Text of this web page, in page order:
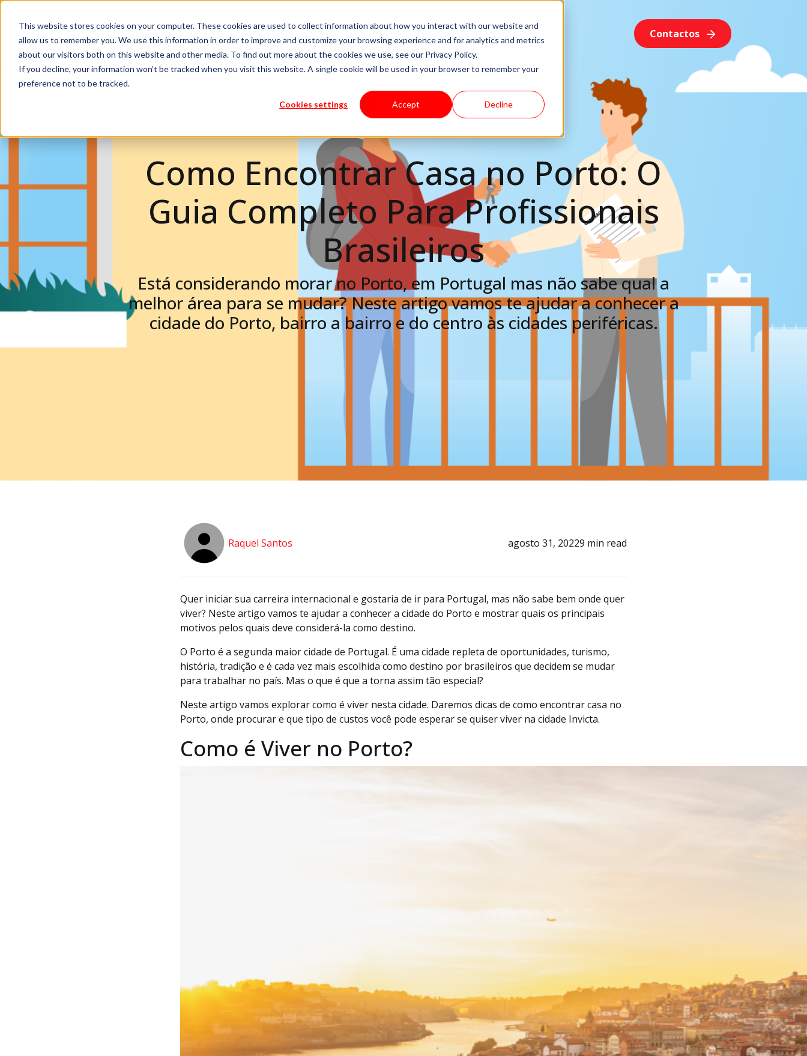
This website stores cookies on your computer. These cookies are used to collect information about how you interact with our website and
allow us to remember you. We use this information in order to improve and customize your browsing experience and for analytics and metrics
about our visitors both on this website and other media. To find out more about the cookies we use, see our Privacy Policy.
If you decline, your information won’t be tracked when you visit this website. A single cookie will be used in your browser to remember your
preference not to be tracked.
Cookies settings Accept Decline
Carreiras Contactos
Como Encontrar Casa no Porto: O
Guia Completo Para Profissionais
Brasileiros
Está considerando morar no Porto, em Portugal mas não sabe qual a
melhor área para se mudar? Neste artigo vamos te ajudar a conhecer a
cidade do Porto, bairro a bairro e do centro às cidades periféricas.
Raquel Santos agosto 31, 20229 min read
Quer iniciar sua carreira internacional e gostaria de ir para Portugal, mas não sabe bem onde quer
viver? Neste artigo vamos te ajudar a conhecer a cidade do Porto e mostrar quais os principais
motivos pelos quais deve considerá-la como destino.
O Porto é a segunda maior cidade de Portugal. É uma cidade repleta de oportunidades, turismo,
história, tradição e é cada vez mais escolhida como destino por brasileiros que decidem se mudar
para trabalhar no país. Mas o que é que a torna assim tão especial?
Neste artigo vamos explorar como é viver nesta cidade. Daremos dicas de como encontrar casa no
Porto, onde procurar e que tipo de custos você pode esperar se quiser viver na cidade Invicta.
Como é Viver no Porto?